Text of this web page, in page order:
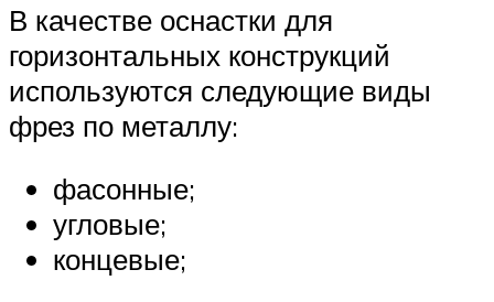
В качестве оснастки для
горизонтальных конструкций
используются следующие виды
фрез по металлу:
фасонные;
угловые;
концевые;